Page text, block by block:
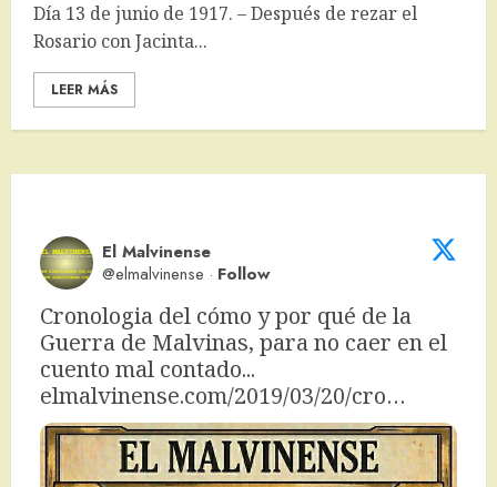
Día 13 de junio de 1917. – Después de rezar el
Rosario con Jacinta...
LEER MÁS
El Malvinense
@elmalvinense · Follow
Cronologia del cómo y por qué de la
Guerra de Malvinas, para no caer en el
elmalvinense.com/2019/03/20/cro…